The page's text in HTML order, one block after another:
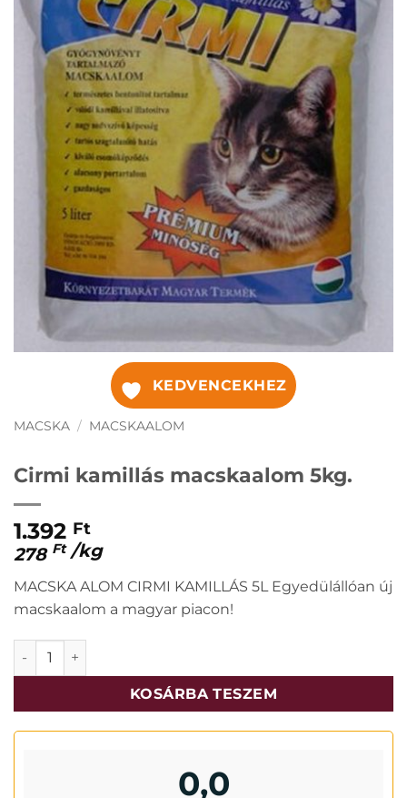
KEDVENCEKHEZ
MACSKA / MACSKAALOM
Cirmi kamillás macskaalom 5kg.
1.392 Ft
278 Ft /kg
MACSKA ALOM CIRMI KAMILLÁS 5L Egyedülállóan új
macskaalom a magyar piacon!
Cirmi kamillás macskaalom 5kg. mennyiség
KOSÁRBA TESZEM
0,0